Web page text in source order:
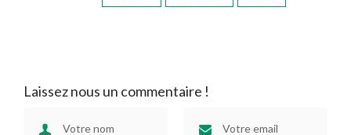
Laissez nous un commentaire !